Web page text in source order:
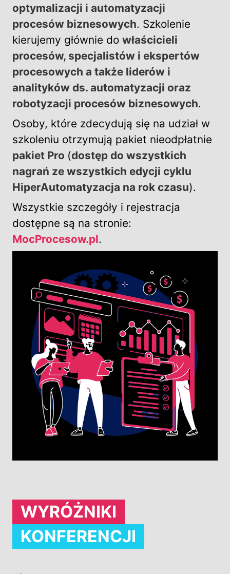
optymalizacji i automatyzacji
procesów biznesowych. Szkolenie
kierujemy głównie do właścicieli
procesów, specjalistów i ekspertów
procesowych a także liderów i
analityków ds. automatyzacji oraz
robotyzacji procesów biznesowych.
Osoby, które zdecydują się na udział w
szkoleniu otrzymują pakiet nieodpłatnie
pakiet Pro (dostęp do wszystkich
nagrań ze wszystkich edycji cyklu
HiperAutomatyzacja na rok czasu).
Wszystkie szczegóły i rejestracja
dostępne są na stronie:
MocProcesow.pl.
WYRÓŻNIKI
KONFERENCJI